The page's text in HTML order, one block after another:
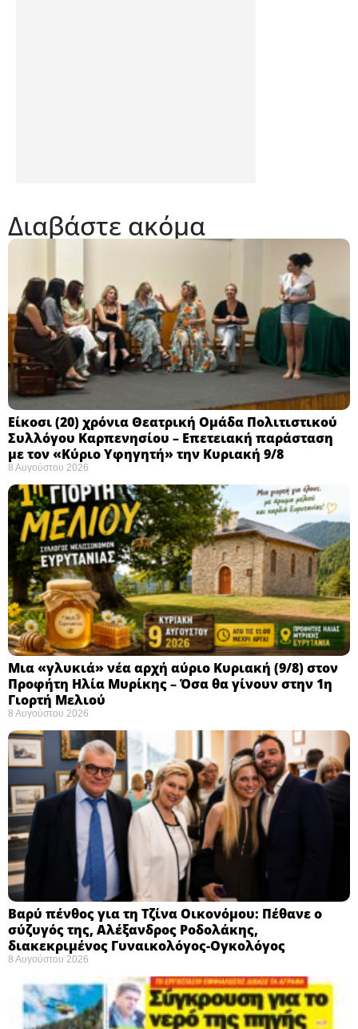
Διαβάστε ακόμα
Eίκοσι (20) χρόνια Θεατρική Ομάδα Πολιτιστικού
Συλλόγου Καρπενησίου – Επετειακή παράσταση
με τον «Κύριο Υφηγητή» την Κυριακή 9/8
8 Αυγούστου 2026
Μια «γλυκιά» νέα αρχή αύριο Κυριακή (9/8) στον
Προφήτη Ηλία Μυρίκης – Όσα θα γίνουν στην 1η
Γιορτή Μελιού
8 Αυγούστου 2026
Βαρύ πένθος για τη Τζίνα Οικονόμου: Πέθανε ο
σύζυγός της, Αλέξανδρος Ροδολάκης,
διακεκριμένος Γυναικολόγος-Ογκολόγος
8 Αυγούστου 2026